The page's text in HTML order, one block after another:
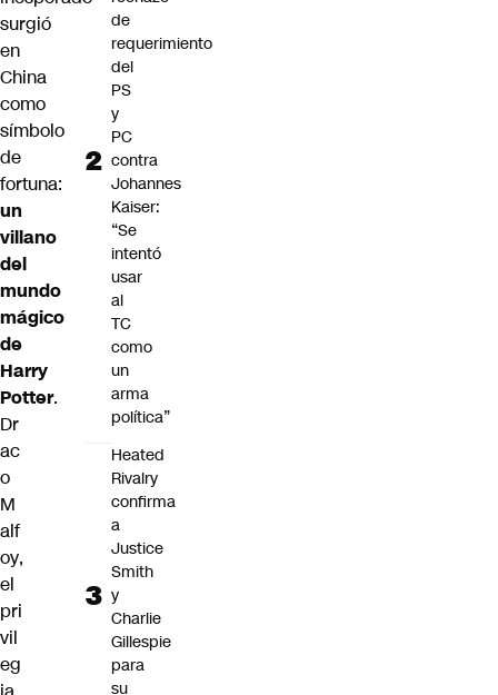
surgió
en
China
como
símbolo
de
fortuna:
un
villano
del
mundo
mágico
de
Harry
Potter.
Dr
ac
o
M
alf
oy,
el
pri
vil
eg
de
requerimiento
del
PS
y
PC
contra
Johannes
Kaiser:
“Se
intentó
usar
al
TC
como
un
arma
política”
Heated
Rivalry
confirma
a
Justice
Smith
y
Charlie
Gillespie
para
su